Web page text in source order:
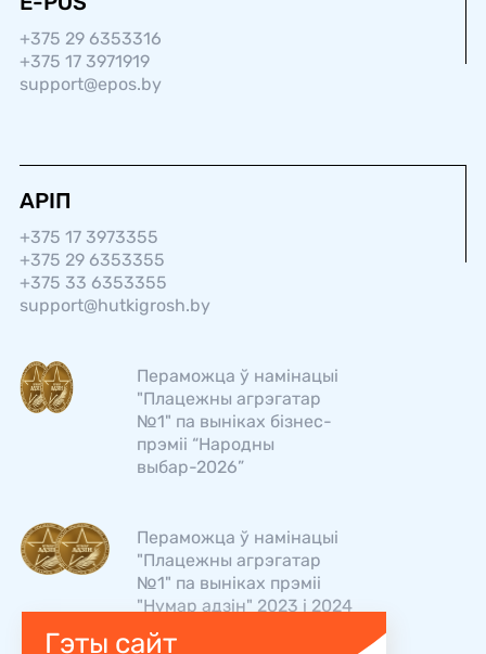
+375 29 6353316
+375 17 3971919
support@epos.by
АРІП
+375 17 3973355
+375 29 6353355
+375 33 6353355
support@hutkigrosh.by
Пераможца ў намінацыі
"Плацежны агрэгатар
№1" па выніках бізнес-
прэміі “Народны
выбар-2026”
Пераможца ў намінацыі
"Плацежны агрэгатар
№1" па выніках прэміі
"Нумар адзін" 2023 і 2024
Гэты сайт